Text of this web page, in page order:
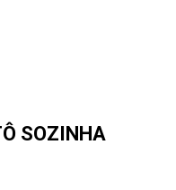
SOZINHA